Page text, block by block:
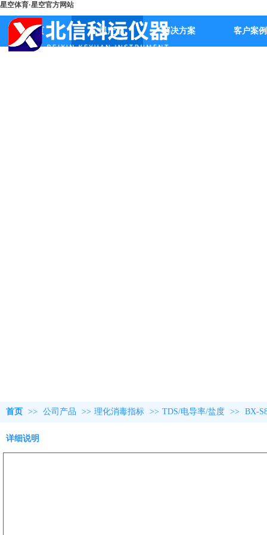
星空体育·星空官方网站
首页 公司产品 解决方案 客户案例
首页 >> 公司产品 >> 理化消毒指标 >> TDS/电导率/盐度 >> BX-
详细说明